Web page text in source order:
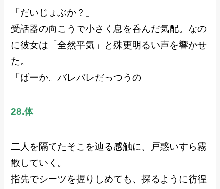
「だいじょぶか？」
受話器の向こうで小さく息を呑んだ気配。なの
に彼女は「全然平気」と殊更明るい声を響かせ
た。
「ばーか。バレバレだっつうの」
28.体
二人を隔てたそこを辿る感触に、戸惑いすら霧
散していく。
指先でシーツを握りしめても、探るように彷徨